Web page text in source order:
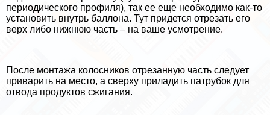
периодического профиля), так ее еще необходимо как-то
установить внутрь баллона. Тут придется отрезать его
верх либо нижнюю часть – на ваше усмотрение.
После монтажа колосников отрезанную часть следует
приварить на место, а сверху приладить патрубок для
отвода продуктов сжигания.